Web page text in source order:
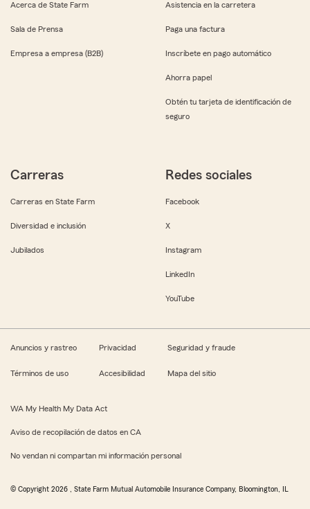
Acerca de State Farm
Sala de Prensa
Empresa a empresa (B2B)
Asistencia en la carretera
Paga una factura
Inscríbete en pago automático
Ahorra papel
Obtén tu tarjeta de identificación de
seguro
Carreras
Carreras en State Farm
Diversidad e inclusión
Jubilados
Redes sociales
Facebook
X
Instagram
LinkedIn
YouTube
Anuncios y rastreo Privacidad Seguridad y fraude
Términos de uso Accesibilidad Mapa del sitio
WA My Health My Data Act
Aviso de recopilación de datos en CA
No vendan ni compartan mi información personal
© Copyright 2026 , State Farm Mutual Automobile Insurance Company, Bloomington, IL